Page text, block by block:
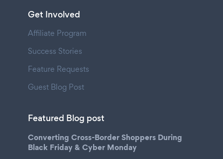
Get Involved
Affiliate Program
Success Stories
Feature Requests
Guest Blog Post
Featured Blog post
Converting Cross-Border Shoppers During
Black Friday & Cyber Monday